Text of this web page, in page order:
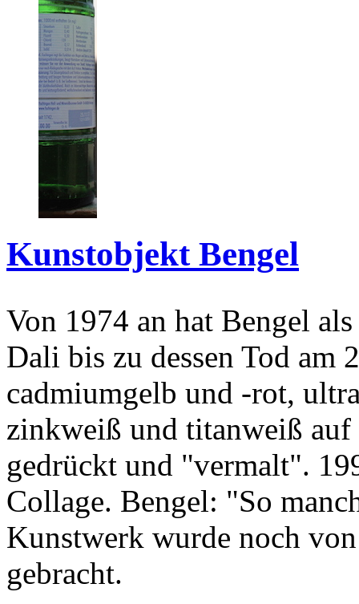
Kunstobjekt Bengel
Von 1974 an hat Bengel
Dali bis zu dessen Tod am
cadmiumgelb und -rot,
zinkweiß und titanweiß
gedrückt und "vermalt".
Collage. Bengel: "So
Kunstwerk wurde noch
gebracht.